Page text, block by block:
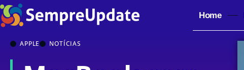
Home
APPLE NOTÍCIAS